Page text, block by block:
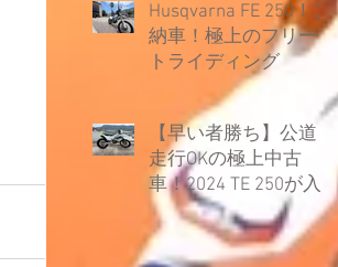
Husqvarna FE 250！ご
納車！極上のフリー
トライディング
【早い者勝ち】公道
走行OKの極上中古
車！2024 TE 250が入
荷しました！